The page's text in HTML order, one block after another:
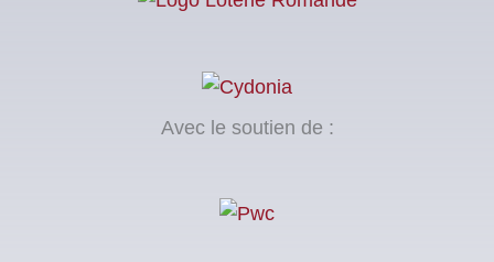
Avec le soutien de :